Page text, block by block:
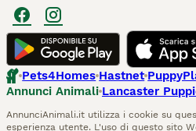
Pets4Homes Hastnet
Annunci Animali Lancaster
AnnunciAnimali.it utilizza i cookie su
esperienza utente. L'uso di questo sito